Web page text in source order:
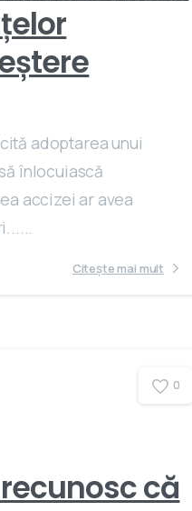
adoptarea unui
înlocuiască
accizei ar avea
Citește mai mult
0
că